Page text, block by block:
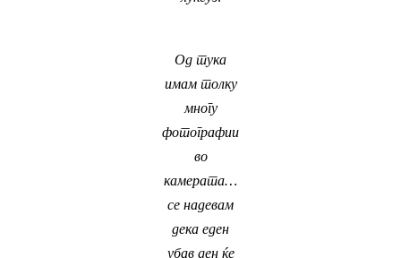
Од тука
имам толку
многу
фотографии
во
камерата…
се надевам
дека еден
убав ден ќе